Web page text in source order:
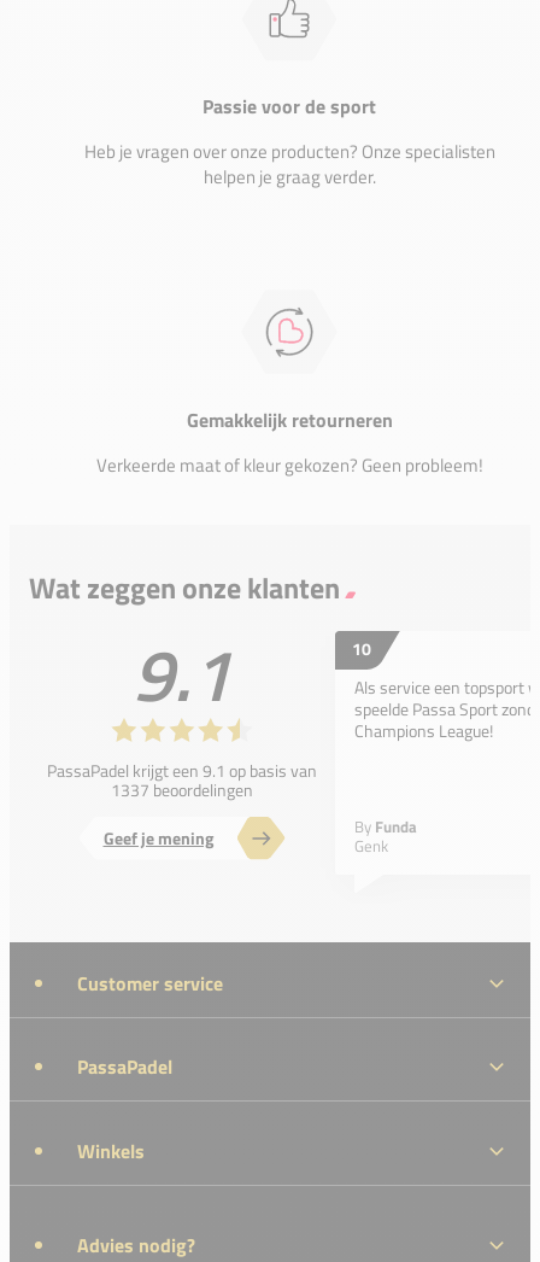
Passie voor de sport
Heb je vragen over onze producten? Onze specialisten
helpen je graag verder.
Gemakkelijk retourneren
Verkeerde maat of kleur gekozen? Geen probleem!
Wat zeggen onze klanten
9.1
PassaPadel krijgt een 9.1 op basis van
1337 beoordelingen
Geef je mening
10
Als service een topsport
speelde Passa Sport
Champions League!
By Funda
Genk
Customer service
PassaPadel
Winkels
Advies nodig?